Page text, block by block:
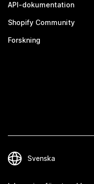
API-dokumentation
Shopify Community
Forskning